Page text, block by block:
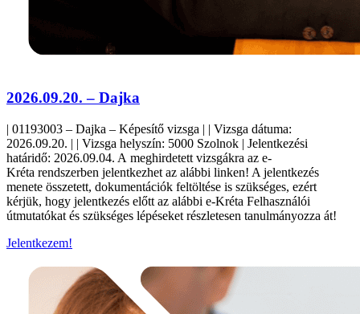
2026.09.20. – Dajka
| 01193003 – Dajka – Képesítő vizsga | | Vizsga dátuma:
2026.09.20. | | Vizsga helyszín: 5000 Szolnok | Jelentkezési
határidő: 2026.09.04. A meghirdetett vizsgákra az e-
Kréta rendszerben jelentkezhet az alábbi linken! A jelentkezés
menete összetett, dokumentációk feltöltése is szükséges, ezért
kérjük, hogy jelentkezés előtt az alábbi e-Kréta Felhasználói
útmutatókat és szükséges lépéseket részletesen tanulmányozza át!
Jelentkezem!